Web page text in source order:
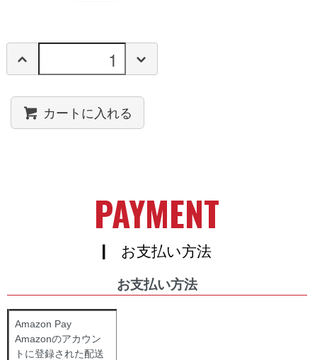
カートに入れる
PAYMENT
| お支払い方法
お支払い方法
Amazon Pay
Amazonのアカウン
トに登録された配送